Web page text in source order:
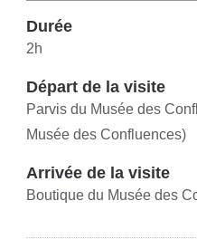
Durée
2h
Départ de la visite
Parvis du Musée des
Musée des Confluences)
Arrivée de la visite
Boutique du Musée des